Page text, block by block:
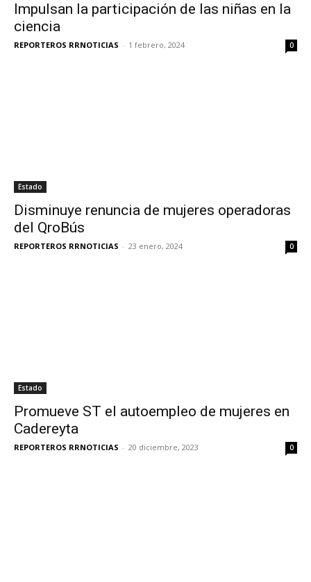
Impulsan la participación de las niñas en la
ciencia
REPORTEROS RRNOTICIAS - 1 febrero, 2024 0
Estado
Disminuye renuncia de mujeres operadoras
del QroBús
REPORTEROS RRNOTICIAS - 23 enero, 2024 0
Estado
Promueve ST el autoempleo de mujeres en
Cadereyta
REPORTEROS RRNOTICIAS - 20 diciembre, 2023 0